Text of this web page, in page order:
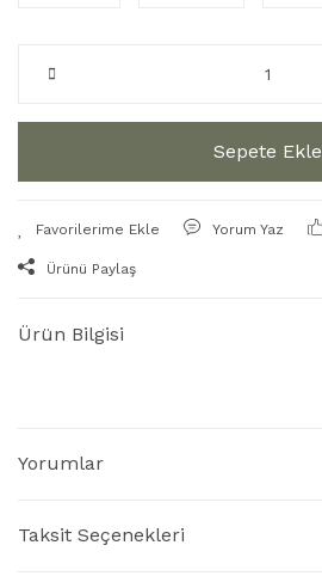
Sepete Ekle
Yorum Yaz
Ürünü Paylaş
Ürün Bilgisi
Yorumlar
Taksit Seçenekleri